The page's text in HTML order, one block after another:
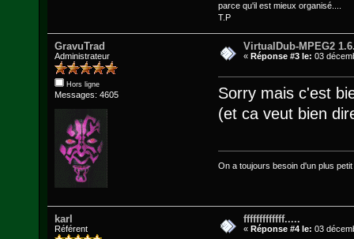
parce qu'il est mieux organisé....
T.P
GravuTrad
Administrateur
Hors ligne
Messages: 4605
VirtualDub-MPEG2
«Réponse #3 le: 03
Sorry mais c'est
(et ca veut bien
On a toujours besoin d'un plus
karl
Référent
fffffffffffff.....
«Réponse #4 le: 03